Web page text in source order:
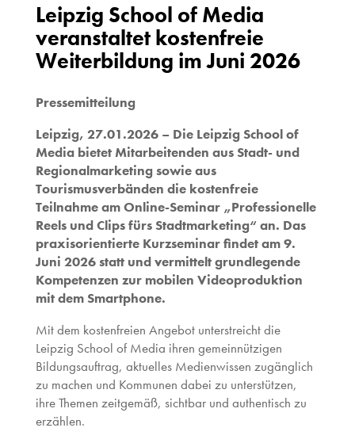
Leipzig School of Media
veranstaltet kostenfreie
Weiterbildung im Juni 2026
Pressemitteilung
Leipzig, 27.01.2026 – Die Leipzig School of
Media bietet Mitarbeitenden aus Stadt- und
Regionalmarketing sowie aus
Tourismusverbänden die kostenfreie
Teilnahme am Online-Seminar „Professionelle
Reels und Clips fürs Stadtmarketing“ an. Das
praxisorientierte Kurzseminar findet am 9.
Juni 2026 statt und vermittelt grundlegende
Kompetenzen zur mobilen Videoproduktion
mit dem Smartphone.
Mit dem kostenfreien Angebot unterstreicht die
Leipzig School of Media ihren gemeinnützigen
Bildungsauftrag, aktuelles Medienwissen zugänglich
zu machen und Kommunen dabei zu unterstützen,
ihre Themen zeitgemäß, sichtbar und authentisch zu
erzählen.